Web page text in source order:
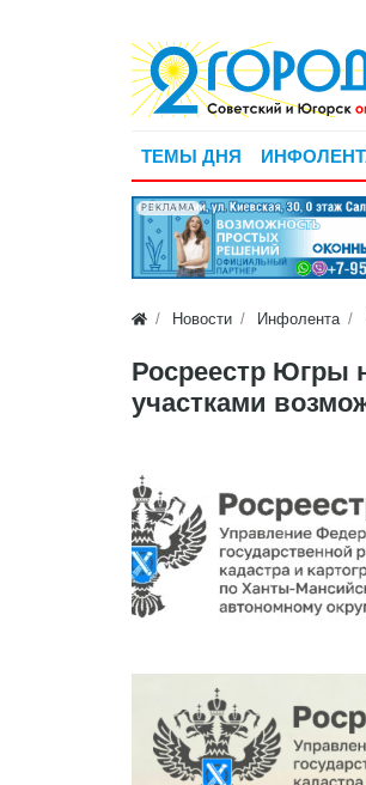
ТЕМЫ ДНЯ
РЕКЛАМА
Новости Инфолента
Росреестр Югры
участками